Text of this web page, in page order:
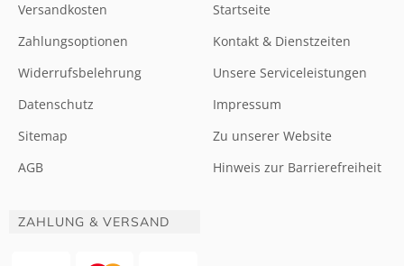
Versandkosten
Zahlungsoptionen
Widerrufsbelehrung
Datenschutz
Sitemap
AGB
Startseite
Kontakt & Dienstzeiten
Unsere Serviceleistungen
Impressum
Zu unserer Website
Hinweis zur Barrierefreiheit
ZAHLUNG & VERSAND